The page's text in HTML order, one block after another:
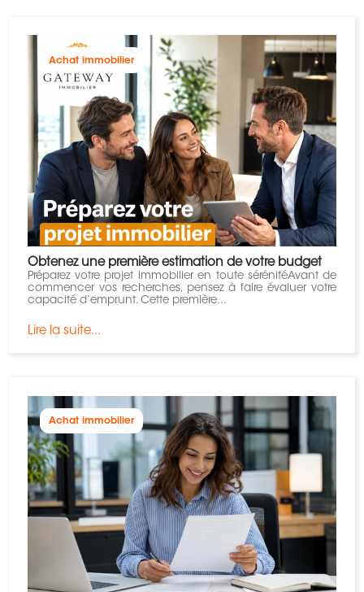
Achat immobilier
Obtenez une première estimation de votre budget
​Préparez votre projet immobilier en toute sérénitéAvant de
commencer vos recherches, pensez à faire évaluer votre
capacité d’emprunt. Cette première...
Lire la suite...
Achat immobilier